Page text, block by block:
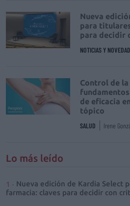
Nueva
para
para decidir
NOTICIAS Y
Control de
de eficacia
tópico
SALUD Irene
Lo más leído
Nueva edición de Kardia Select
farmacia: claves para decidir con